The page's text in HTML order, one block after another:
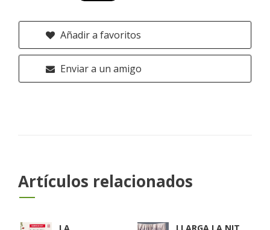
Añadir a favoritos
Enviar a un amigo
Artículos relacionados